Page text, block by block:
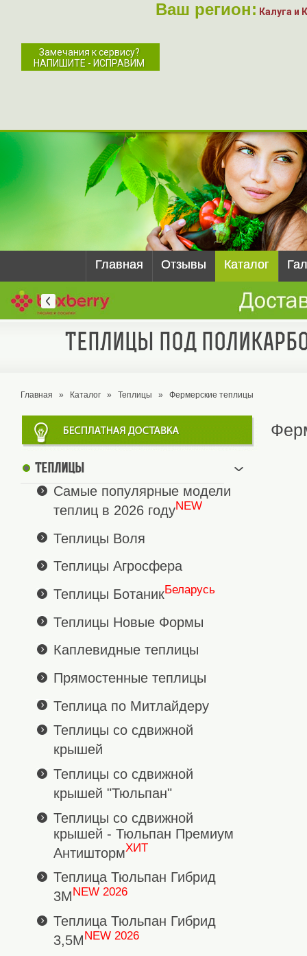
Ваш регион: Калуга и
Замечания к сервису?
НАПИШИТЕ - ИСПРАВИМ
Главная Отзывы Каталог
Теплицы под
Главная » Каталог » Теплицы » Фермерские теплицы
Теплицы
Самые популярные модели
теплиц в 2026 годуNEW
Теплицы Воля
Теплицы Агросфера
Теплицы БотаникБеларусь
Теплицы Новые Формы
Каплевидные теплицы
Прямостенные теплицы
Теплица по Митлайдеру
Теплицы со сдвижной
крышей
Теплицы со сдвижной
крышей "Тюльпан"
Теплицы со сдвижной
крышей - Тюльпан Премиум
АнтиштормХИТ
Теплица Тюльпан Гибрид
3М NEW 2026
Теплица Тюльпан Гибрид
3,5МNEW 2026